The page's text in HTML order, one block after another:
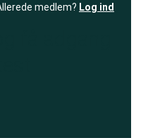
medlem? Log ind